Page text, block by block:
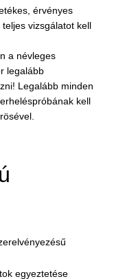
érvényes
vizsgálatot kell
a névleges
legalább
Legalább minden
kell
egyeztetése